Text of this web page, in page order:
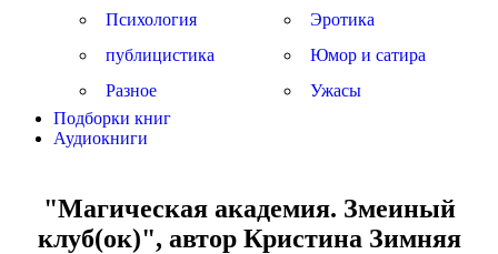
Психология
публицистика
Разное
Эротика
Юмор и сатира
Ужасы
Подборки книг
Аудиокниги
"Магическая академия. Змеиный
клуб(ок)", автор Кристина Зимняя